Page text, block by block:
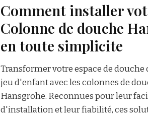
Comment installer
Colonne de douche
en toute simplicite
Transformer votre espace de douche
jeu d'enfant avec les colonnes de
Hansgrohe. Reconnues pour leur
d'installation et leur fiabilité, ces